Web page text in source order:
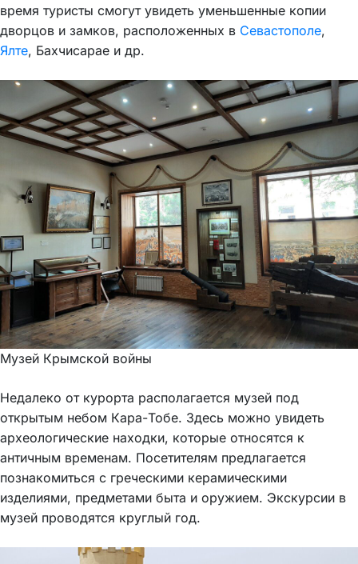
время туристы смогут увидеть уменьшенные копии
дворцов и замков, расположенных в Севастополе,
Ялте, Бахчисарае и др.
Музей Крымской войны
Недалеко от курорта располагается музей под
открытым небом Кара-Тобе. Здесь можно увидеть
археологические находки, которые относятся к
античным временам. Посетителям предлагается
познакомиться с греческими керамическими
изделиями, предметами быта и оружием. Экскурсии в
музей проводятся круглый год.